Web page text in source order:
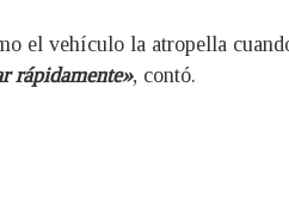
el vehículo la atropella
rápidamente», contó.